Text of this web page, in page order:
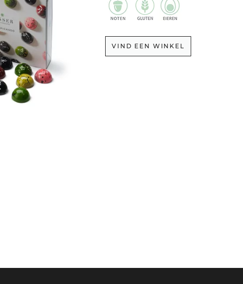
VIND EEN WINKEL